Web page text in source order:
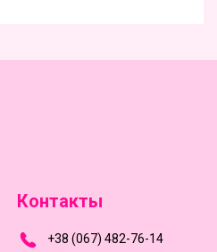
Контакты
+38 (067) 482-76-14